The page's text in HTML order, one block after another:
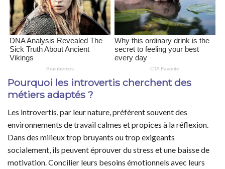
Pourquoi les introvertis cherchent des
métiers adaptés ?
Les introvertis, par leur nature, préfèrent souvent des
environnements de travail calmes et propices à la réflexion.
Dans des milieux trop bruyants ou trop exigeants
socialement, ils peuvent éprouver du stress et une baisse de
motivation. Concilier leurs besoins émotionnels avec leurs